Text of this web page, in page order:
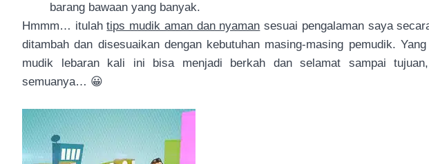
barang bawaan yang banyak.
Hmmm… itulahtips mudik aman dan nyaman sesuai pengalaman saya
ditambah dan disesuaikan dengan kebutuhan masing-masing pemudik.
mudik lebaran kali ini bisa menjadi berkah dan selamat sampai
semuanya… 😀